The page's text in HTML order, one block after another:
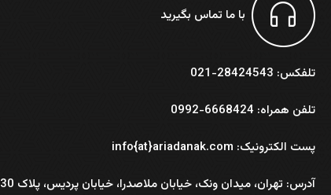
با ما تماس بگیرید
تلفکس: 28424543-021
تلفن همراه: 6668424-0992
پست الکترونیک: info{at}ariadanak.com
آدرس: